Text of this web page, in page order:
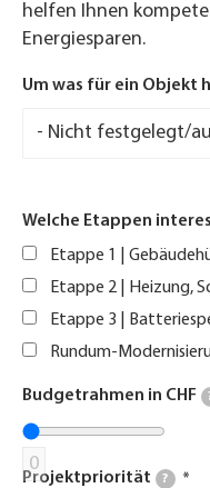
helfen Ihnen
Energiesparen.
Um was für ein Objekt
Welche Etappen
Etappe 1 |
Etappe 2 | Heizung,
Etappe 3 |
Rundum-
Budgetrahmen in CHF
0
Projektpriorität ?